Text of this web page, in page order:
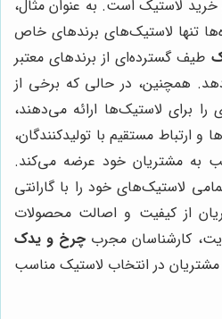
لاستیک است. به عنوان مثال،
تنها لاستیک‌های برندهای خاص
طیف گسترده‌ای از برندهای معتبر
همچنین، در حالی که برخی از
را برای لاستیک‌ها ارائه می‌دهند،
ارتباط مستقیم با تولیدکنندگان،
به مشتریان خود عرضه می‌کند.
لاستیک‌های خود را با گارانتی
از کیفیت و اصالت محصولات
کارشناسان مجرب چرخ و یدک
در انتخاب لاستیک مناسب